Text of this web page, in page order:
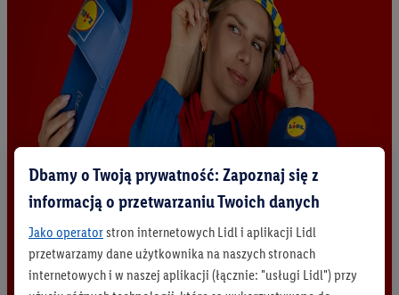
Dbamy o Twoją prywatność: Zapoznaj się z
informacją o przetwarzaniu Twoich danych
Jako operatorstron internetowych Lidl i aplikacji Lidl
przetwarzamy dane użytkownika na naszych stronach
internetowych i w naszej aplikacji (łącznie: "usługi Lidl") przy